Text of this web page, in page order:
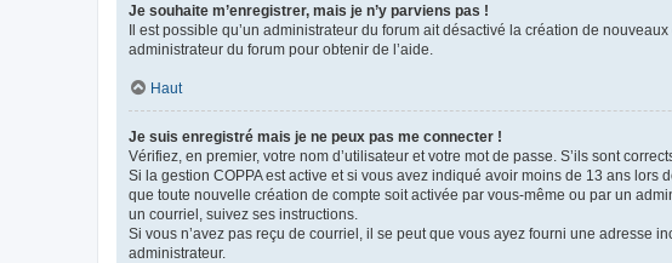
Je souhaite m’enregistrer, mais je n’y parviens pas !
Il est possible qu’un administrateur du forum ait désactivé la création de
administrateur du forum pour obtenir de l’aide.
Haut
Je suis enregistré mais je ne peux pas me connecter !
Vérifiez, en premier, votre nom d’utilisateur et votre mot de passe. S’ils sont
Si la gestion COPPA est active et si vous avez indiqué avoir moins de 13 ans
que toute nouvelle création de compte soit activée par vous-même ou par un
un courriel, suivez ses instructions.
Si vous n’avez pas reçu de courriel, il se peut que vous ayez fourni une adresse
administrateur.